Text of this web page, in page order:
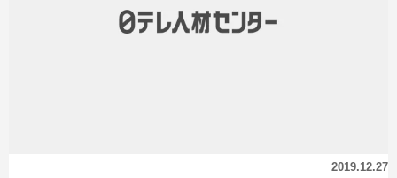
2019.12.27